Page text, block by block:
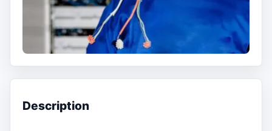
Description